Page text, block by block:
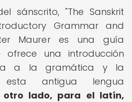
sánscrito, "The Sanskrit
Grammar and
Maurer es una guía
ofrece una introducción
a la gramática y la
antigua lengua
otro lado, para el latín,